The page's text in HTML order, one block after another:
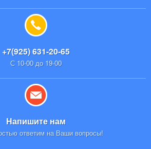
+7(925) 631-20-65
С 10-00 до 19-00
Напишите нам
ответим на Ваши вопросы!